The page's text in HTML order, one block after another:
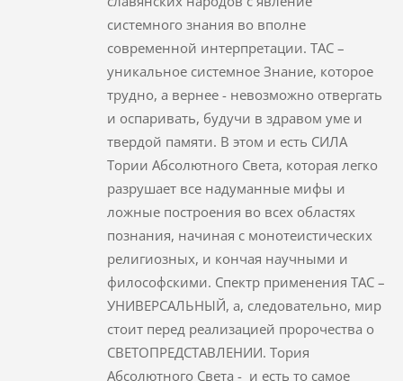
системного знания во вполне
современной интерпретации. ТАС –
уникальное системное Знание, которое
трудно, а вернее - невозможно отвергать
и оспаривать, будучи в здравом уме и
твердой памяти. В этом и есть СИЛА
Тории Абсолютного Света, которая легко
разрушает все надуманные мифы и
ложные построения во всех областях
познания, начиная с монотеистических
религиозных, и кончая научными и
философскими. Спектр применения ТАС –
УНИВЕРСАЛЬНЫЙ, а, следовательно, мир
стоит перед реализацией пророчества о
СВЕТОПРЕДСТАВЛЕНИИ. Тория
Абсолютного Света - и есть то самое